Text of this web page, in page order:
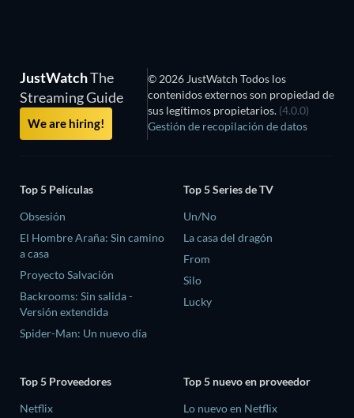
JustWatchThe
Streaming Guide
We are hiring!
© 2026 JustWatch Todos los
contenidos externos son propiedad de
sus legítimos propietarios. (4.0.0)
Gestión de recopilación de datos
Top 5 Películas
Obsesión
El Hombre Araña: Sin camino
a casa
Proyecto Salvación
Backrooms: Sin salida -
Versión extendida
Spider-Man: Un nuevo día
Top 5 Series de TV
Un/No
La casa del dragón
From
Silo
Lucky
Top 5 Proveedores
Netflix
Top 5 nuevo en proveedor
Lo nuevo en Netflix